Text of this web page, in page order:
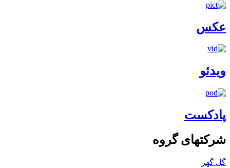
عکس
ویدئو
پادکست
شرکتهای گروه
گل گهر